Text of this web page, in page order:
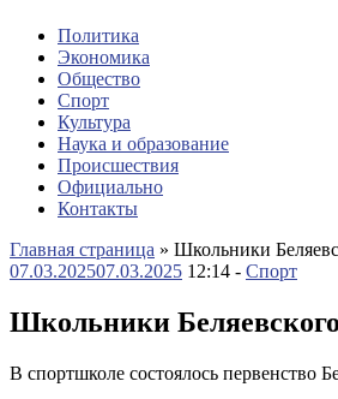
Политика
Экономика
Общество
Спорт
Культура
Наука и образование
Происшествия
Официально
Контакты
Главная страница » Школьники
07.03.202507.03.2025 12:14 - Спорт
Школьники
В спортшколе состоялось первенство